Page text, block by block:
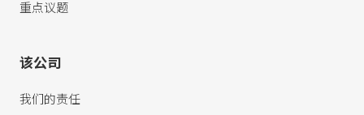
重点议题
该公司
我们的责任